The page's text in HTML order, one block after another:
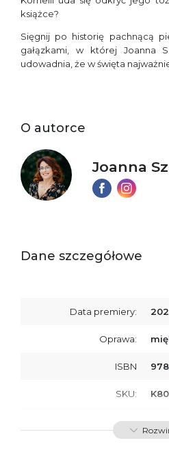
książce?
Sięgnij po historię pachnącą
gałązkami, w której Joanna
udowadnia, że w święta
O autorce
Joanna
Dane szczegółowe
Data premiery:
Oprawa:
ISBN
SKU:
Producent / Osoby
odpowiedzialne za
Sp.